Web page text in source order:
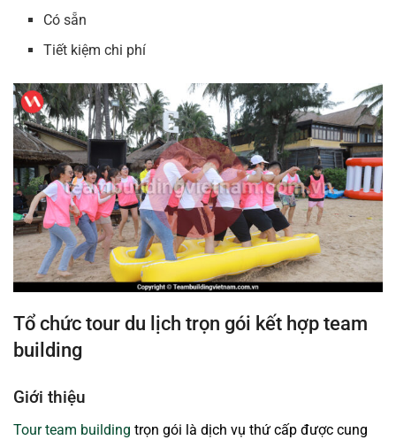
Có sẵn
Tiết kiệm chi phí
Tổ chức tour du lịch trọn gói kết hợp team
building
Giới thiệu
Tour team building trọn gói là dịch vụ thứ cấp được cung